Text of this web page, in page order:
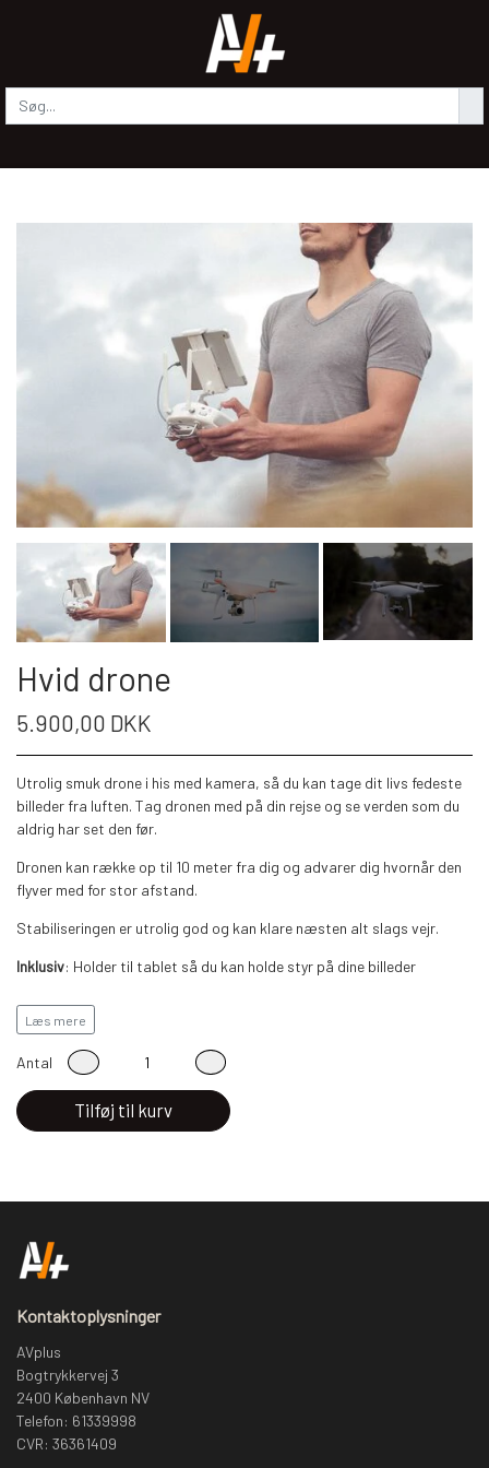
Hvid drone
5.900,00 DKK
Utrolig smuk drone i his med kamera, så du kan tage dit livs fedeste
billeder fra luften. Tag dronen med på din rejse og se verden som du
aldrig har set den før.
Dronen kan række op til 10 meter fra dig og advarer dig hvornår den
flyver med for stor afstand.
Stabiliseringen er utrolig god og kan klare næsten alt slags vejr.
Inklusiv: Holder til tablet så du kan holde styr på dine billeder
Leveres indenfor 2-5 dage
Læs mere
Antal
Tilføj til kurv
Kontaktoplysninger
AVplus
Bogtrykkervej 3
2400 København NV
Telefon: 61339998
CVR: 36361409